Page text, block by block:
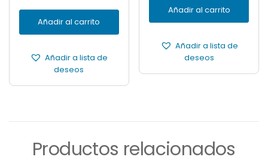
Añadir al carrito
Añadir a lista de
deseos
Añadir al carrito
Añadir a lista de
deseos
Productos relacionados